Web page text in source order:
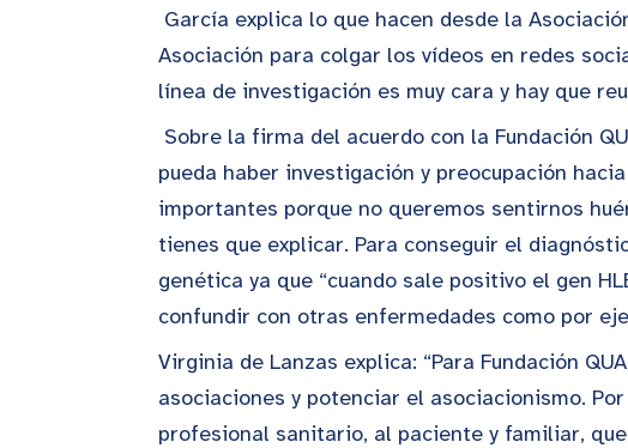
García explica lo que hacen desde la
Asociación para colgar los vídeos en redes
línea de investigación es muy cara y hay que
Sobre la firma del acuerdo con la Fundación
pueda haber investigación y preocupación
importantes porque no queremos sentirnos
tienes que explicar. Para conseguir el
genética ya que “cuando sale positivo el gen
confundir con otras enfermedades como por
Virginia de Lanzas explica: “Para Fundación
asociaciones y potenciar el asociacionismo.
profesional sanitario, al paciente y familiar,